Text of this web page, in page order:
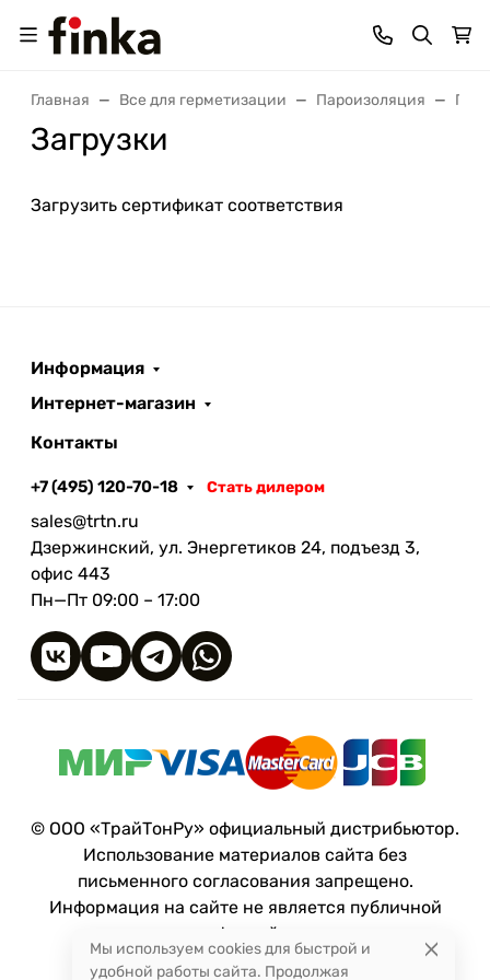
Главная Все для герметизации Пароизоляция
Загрузки
Загрузить сертификат соответствия
Информация
Интернет-магазин
Контакты
+7 (495) 120-70-18 Стать дилером
sales@trtn.ru
Дзержинский, ул. Энергетиков 24, подъезд 3,
офис 443
Пн—Пт 09:00 – 17:00
© ООО «ТрайТонРу» официальный дистрибьютор.
Использование материалов сайта без
письменного согласования запрещено.
Информация на сайте не является публичной
офертой.
Мы используем cookies для быстрой и
удобной работы сайта. Продолжая